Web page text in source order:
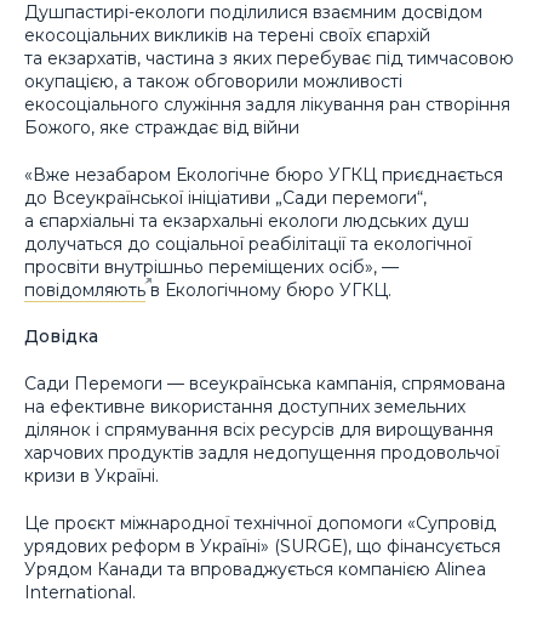
Душпастирі-екологи поділилися взаємним досвідом
екосоціальних викликів на терені своїх єпархій
та екзархатів, частина з яких перебуває під тимчасовою
окупацією, а також обговорили можливості
екосоціального служіння задля лікування ран створіння
Божого, яке страждає від війни
«Вже незабаром Екологічне бюро УГКЦ приєднається
до Всеукраїнської ініціативи „Сади перемоги“,
а єпархіальні та екзархальні екологи людських душ
долучаться до соціальної реабілітації та екологічної
просвіти внутрішньо переміщених осіб», —
повідомляютьв Екологічному бюро УГКЦ.
Довідка
Сади Перемоги — всеукраїнська кампанія, спрямована
на ефективне використання доступних земельних
ділянок і спрямування всіх ресурсів для вирощування
харчових продуктів задля недопущення продовольчої
кризи в Україні.
Це проєкт міжнародної технічної допомоги «Супровід
урядових реформ в Україні» (SURGE), що фінансується
Урядом Канади та впроваджується компанією Alinea
International.